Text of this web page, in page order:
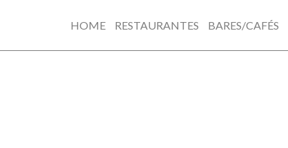
HOME RESTAURANTES BARES/CAFÉS